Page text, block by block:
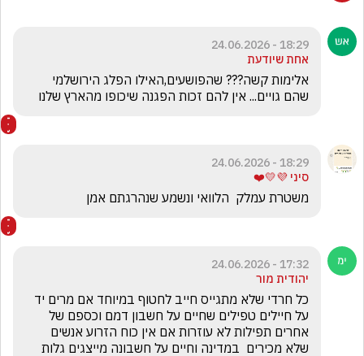
18:29 - 24.06.2026
אחת שיודעת
שהם גויים... אין להם זכות הפגנה שיכופו מהארץ שלנו
18:29 - 24.06.2026
סיני 💜💛❤️
משטרת עמלק  הלוואי ונשמע שנהרגתם אמן
17:32 - 24.06.2026
יהודית מור